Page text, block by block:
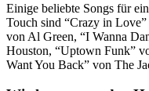
Einige beliebte Songs für
Touch sind “Crazy in
von Al Green, “I Wanna
Houston, “Uptown Funk”
Want You Back” von The